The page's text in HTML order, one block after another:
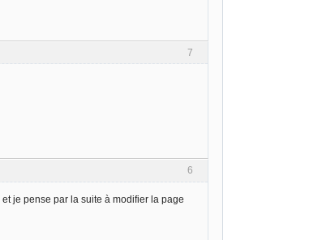
7
6
je pense par la suite à modifier la page